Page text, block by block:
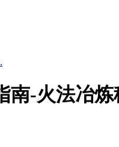
南-火法冶